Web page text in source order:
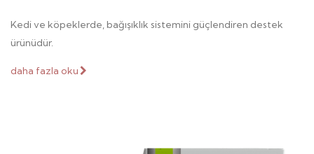
Kedi ve köpeklerde, bağışıklık sistemini güçlendiren destek
ürünüdür.
daha fazla oku